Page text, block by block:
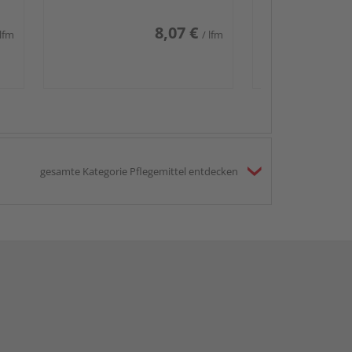
8,07 € / lfm
gesamte Kategorie Pflegemittel entdecken